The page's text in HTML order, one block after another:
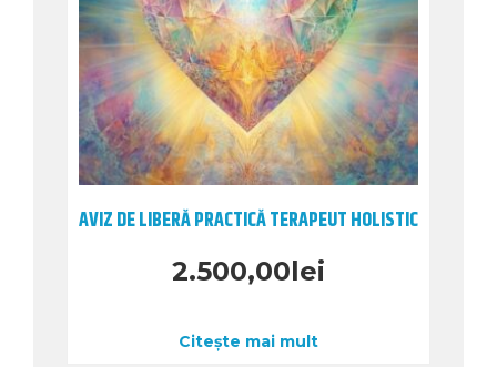
AVIZ DE LIBERĂ PRACTICĂ TERAPEUT HOLISTIC
2.500,00lei
Citește mai mult